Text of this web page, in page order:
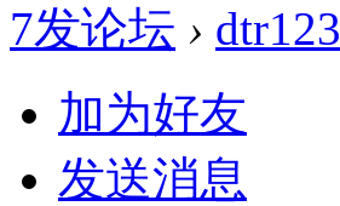
7发论坛 › dtr123
加为好友
发送消息